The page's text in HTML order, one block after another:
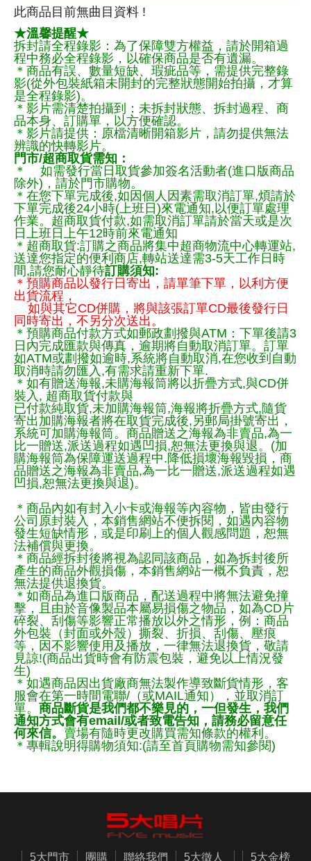
此商品目前無曲目資料 !
★溫馨提醒★
拆封請全程錄影：為了保障雙方權益，請於開箱過
程中務必全程錄影，以確保商品是否有遺漏。
＊商品有誤、數量短缺、瑕疵品等，需提供完整錄
影(從外包裝紙箱未開封的完整狀態開始拍攝，才算
是全程錄影)。
＊影片需清楚拍攝到：未拆封狀態、拆封過程、商
品本身、訂購單，以方便確認。
＊影片請提供：原檔清晰開箱影片，請勿提供無法
辨識的快轉影片。
門市/超商取貨需知：
＊ 如需發行當日取貨參加簽名活動者(進口版商品
除外)，請於門市購物。
＊在您下單完成後,如因個人因素需取消訂單,煩請於
下單完成後24小時(上班日)來電通知,以便訂單處理
作業。超商取貨付款,如需取消訂單請於當天或是次
日上班日上午12時前來電通知
＊超商取貨:訂購之商品將集中超商物流中心轉運站,
送達您指定的便利商店,轉站送達需3-5天工作日時
間,請您耐心靜待訂購須知:
＊預購商品以發行日寄出，請單筆下單，以利方便
出貨流程，
如與其它CD併購，將與該張訂單CD最後發行日
同時寄出，不另分次送出。
＊預購商品付款方式如郵政劃撥與ATM：下單後請3
日內完成匯款與傳真，逾期將自動取消訂單。訂單
如ATM或劃撥如逾時,系統將自動取消,在您收到自動
取消時請勿匯入,有需求請重新下單.
＊如有贈送海報,未購海報筒將以折疊方式,與CD併
裝入, 超商取貨付款與
已付款純取貨,未加購海報筒,海報將折疊方式,隨貨
寄出加購海報者將在取貨完成後,另郵局掛號寄出，
系統可加購海報筒。商品贈送之海報為非賣品,為一
比一贈送,派送過程如遇凹損,恕無法更換與退。(加
購海報筒為保障運送過程中.降低損壞海報毀損，商
品贈送之海報為非賣品,為一比一贈送,派送過程如遇
凹損,恕無法更換與退)。
＊商品內如有封入小卡或海報等內容物，皆由發行
公司原封裝入，本銷售網站不便拆閱，如遇內容物
發生短缺情形，或是印刷上的個人觀感問題，恕無
法補償與更換。
＊商品經拆封後將視為認同該商品，如為拆封後所
產生的商品外觀損傷，本銷售網站一概不負責，恕
無法提供退換貨。
＊如商品為進口版商品，配送過程中將無法避免撞
擊，且由於音像製品本屬易損傷之物品，如為CD片
碎裂、刮傷等影響正常播放以外之情形，例：商品
外包裝（封面或外殼）撕裂、折損、刮傷、壓痕
等，因不影響使用及播放，一律無法退換貨，敬請
見諒!(商品出貨時會有防震包裝，避免以上情況發
生)
＊如遇商品因出貨廠商無法製作導致斷貨情形，客
服會在第一時間電聯/（或MAIL通知），並取消訂
單。 商品斷貨是我們都不樂見的，一但發生，我們
通知方式會有email/或者致電告知，請務必留意任
何來信。 賣場有隨時更改購買需知條款的權利。
＊專輯說明得購物須知:(請至首頁購物需知參閱)
5大門市 團購 聯絡我們 5大徵人 5大金榜